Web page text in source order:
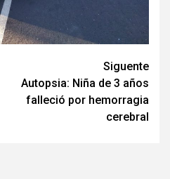
Siguente
Autopsia: Niña de 3 años
falleció por hemorragia
cerebral